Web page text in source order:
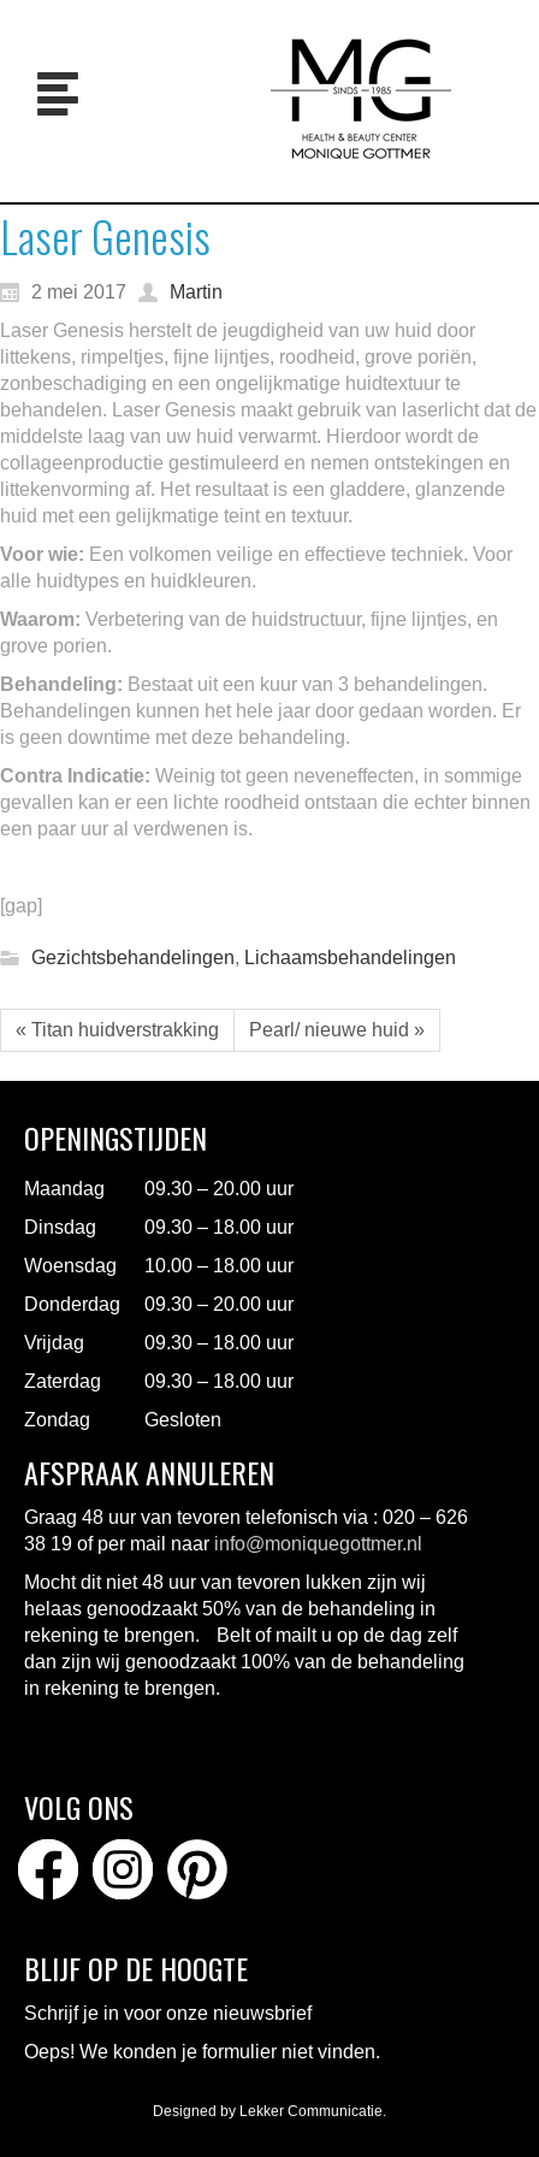
Laser Genesis
2 mei 2017
Martin
Laser Genesis herstelt de jeugdigheid van uw huid door
littekens, rimpeltjes, fijne lijntjes, roodheid, grove poriën,
zonbeschadiging en een ongelijkmatige huidtextuur te
behandelen. Laser Genesis maakt gebruik van laserlicht dat de
middelste laag van uw huid verwarmt. Hierdoor wordt de
collageenproductie gestimuleerd en nemen ontstekingen en
littekenvorming af. Het resultaat is een gladdere, glanzende
huid met een gelijkmatige teint en textuur.
Voor wie: Een volkomen veilige en effectieve techniek. Voor
alle huidtypes en huidkleuren.
Waarom: Verbetering van de huidstructuur, fijne lijntjes, en
grove porien.
Behandeling: Bestaat uit een kuur van 3 behandelingen.
Behandelingen kunnen het hele jaar door gedaan worden. Er
is geen downtime met deze behandeling.
Contra Indicatie: Weinig tot geen neveneffecten, in sommige
gevallen kan er een lichte roodheid ontstaan die echter binnen
een paar uur al verdwenen is.
[gap]
Gezichtsbehandelingen, Lichaamsbehandelingen
« Titan huidverstrakking Pearl/ nieuwe huid »
OPENINGSTIJDEN
Maandag
09.30 – 20.00 uur
Dinsdag
09.30 – 18.00 uur
Woensdag
10.00 – 18.00 uur
Donderdag
09.30 – 20.00 uur
Vrijdag
09.30 – 18.00 uur
Zaterdag
09.30 – 18.00 uur
Zondag
Gesloten
AFSPRAAK ANNULEREN
Graag 48 uur van tevoren telefonisch via : 020 – 626
38 19 of per mail naar info@moniquegottmer.nl
Mocht dit niet 48 uur van tevoren lukken zijn wij
helaas genoodzaakt 50% van de behandeling in
rekening te brengen. Belt of mailt u op de dag zelf
dan zijn wij genoodzaakt 100% van de behandeling
in rekening te brengen.
VOLG ONS
BLIJF OP DE HOOGTE
Schrijf je in voor onze nieuwsbrief
Oeps! We konden je formulier niet vinden.
Designed by Lekker Communicatie.